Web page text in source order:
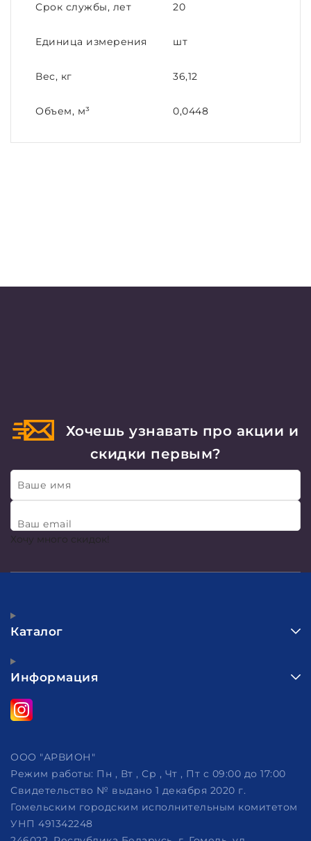
Срок службы, лет 20
Единица измерения шт
Вес, кг 36,12
Объем, м³ 0,0448
Хочешь узнавать про акции и
скидки первым?
Ваше имя
Ваш email
Хочу много скидок!
Каталог
Информация
ООО "АРВИОН"
Режим работы: Пн , Вт , Ср , Чт , Пт c 09:00 до 17:00
Свидетельство № выдано 1 декабря 2020 г.
Гомельским городским исполнительным комитетом
УНП 491342248